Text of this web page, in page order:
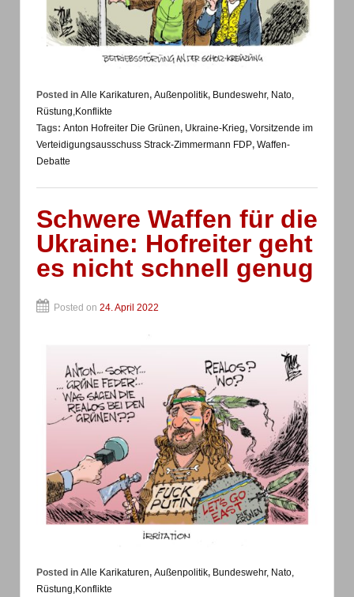
Posted in Alle Karikaturen, Außenpolitik, Bundeswehr, Nato,
Rüstung,Konflikte
Tags: Anton Hofreiter Die Grünen, Ukraine-Krieg, Vorsitzende im
Verteidigungsausschuss Strack-Zimmermann FDP, Waffen-
Debatte
Schwere Waffen für die
Ukraine: Hofreiter geht
es nicht schnell genug
Posted on 24. April 2022
Posted in Alle Karikaturen, Außenpolitik, Bundeswehr, Nato,
Rüstung,Konflikte